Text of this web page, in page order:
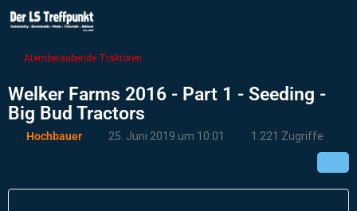
Atemberaubende Traktoren
Welker Farms 2016 - Part 1 - Seeding -
Big Bud Tractors
Hochbauer 25. Juni 2019 um 10:01 1.221 Zugriffe